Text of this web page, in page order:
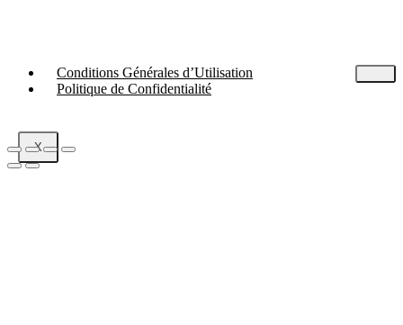
Conditions Générales d’Utilisation
Politique de Confidentialité
X